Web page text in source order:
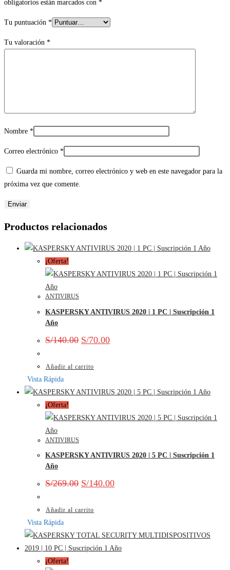
obligatorios están marcados con *
Tu puntuación *
Tu valoración *
Nombre *
Correo electrónico *
Guarda mi nombre, correo electrónico y web en este navegador para la
próxima vez que comente.
Productos relacionados
¡Oferta!
ANTIVIRUS
KASPERSKY ANTIVIRUS 2020 | 1 PC | Suscripción 1
Año
S/140.00 S/70.00
Añadir al carrito
Vista Rápida
¡Oferta!
ANTIVIRUS
KASPERSKY ANTIVIRUS 2020 | 5 PC | Suscripción 1
Año
S/269.00 S/140.00
Añadir al carrito
Vista Rápida
¡Oferta!